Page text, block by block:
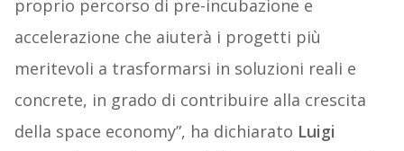
proprio percorso di pre-incubazione e
accelerazione che aiuterà i progetti più
meritevoli a trasformarsi in soluzioni reali e
concrete, in grado di contribuire alla crescita
della space economy”, ha dichiarato Luigi